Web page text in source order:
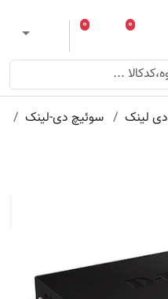
لیست مورد علاقه
۰
سبد خرید
۰
دی لینک سوئیچ دی-لینک